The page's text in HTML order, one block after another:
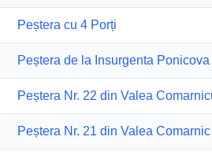
Peștera cu 4 Porți
Peștera de la Insurgenta Ponicova
Peștera Nr. 22 din Valea
Peștera Nr. 21 din Valea Comarnic